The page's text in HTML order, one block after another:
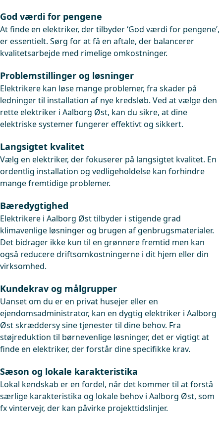
God værdi for pengene
At finde en elektriker, der tilbyder ‘God værdi for pengene’,
er essentielt. Sørg for at få en aftale, der balancerer
kvalitetsarbejde med rimelige omkostninger.
Problemstillinger og løsninger
Elektrikere kan løse mange problemer, fra skader på
ledninger til installation af nye kredsløb. Ved at vælge den
rette elektriker i Aalborg Øst, kan du sikre, at dine
elektriske systemer fungerer effektivt og sikkert.
Langsigtet kvalitet
Vælg en elektriker, der fokuserer på langsigtet kvalitet. En
ordentlig installation og vedligeholdelse kan forhindre
mange fremtidige problemer.
Bæredygtighed
Elektrikere i Aalborg Øst tilbyder i stigende grad
klimavenlige løsninger og brugen af genbrugsmaterialer.
Det bidrager ikke kun til en grønnere fremtid men kan
også reducere driftsomkostningerne i dit hjem eller din
virksomhed.
Kundekrav og målgrupper
Uanset om du er en privat husejer eller en
ejendomsadministrator, kan en dygtig elektriker i Aalborg
Øst skræddersy sine tjenester til dine behov. Fra
støjreduktion til børnevenlige løsninger, det er vigtigt at
finde en elektriker, der forstår dine specifikke krav.
Sæson og lokale karakteristika
Lokal kendskab er en fordel, når det kommer til at forstå
særlige karakteristika og lokale behov i Aalborg Øst, som
fx vintervejr, der kan påvirke projekttidslinjer.